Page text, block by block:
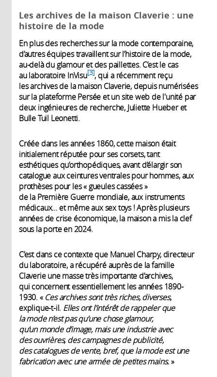
Les archives de la maison Claverie : une
histoire de la mode
En plus des recherches sur la mode contemporaine,
d’autres équipes travaillent sur l’histoire de la mode,
au-delà du glamour et des paillettes. C’est le cas
au laboratoire InVisu 3 , qui a récemment reçu
les archives de la maison Claverie, depuis numérisées
sur la plateforme Persée et un site web de l'unité par
deux ingénieures de recherche, Juliette Hueber et
Bulle Tuil Leonetti.
Créée dans les années 1860, cette maison était
initialement réputée pour ses corsets, tant
esthétiques qu’orthopédiques, avant d’élargir son
catalogue aux ceintures ventrales pour hommes, aux
prothèses pour les « gueules cassées »
de la Première Guerre mondiale, aux instruments
médicaux… et même aux sex toys ! Après plusieurs
années de crise économique, la maison a mis la clef
sous la porte en 2024.
C’est dans ce contexte que Manuel Charpy, directeur
du laboratoire, a récupéré auprès de la famille
Claverie une masse très importante d’archives,
qui concernent essentiellement les années 1890-
1930. « Ces archives sont très riches, diverses,
explique-t-il. Elles ont l’intérêt de rappeler que
la mode n’est pas qu’une chose glamour,
qu’un monde d’image, mais une industrie avec
des ouvrières, des campagnes de publicité,
des catalogues de vente, bref, que la mode est une
fabrication avec une armée de petites mains.»